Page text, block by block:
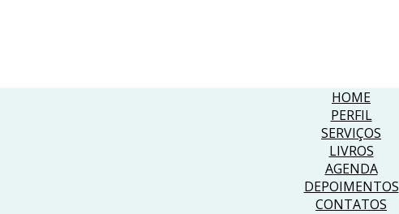
HOME
PERFIL
SERVIÇOS
LIVROS
AGENDA
DEPOIMENTOS
CONTATOS